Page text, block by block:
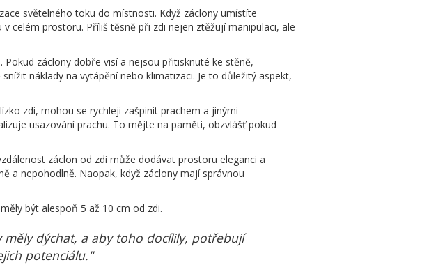
světelného toku do místnosti. Když záclony umístíte
celém prostoru. Příliš těsně při zdi nejen ztěžují manipulaci, ale
záclony dobře visí a nejsou přitisknuté ke stěně,
náklady na vytápění nebo klimatizaci. Je to důležitý aspekt,
zdi, mohou se rychleji zašpinit prachem a jinými
usazování prachu. To mějte na paměti, obzvlášť pokud
záclon od zdi může dodávat prostoru eleganci a
a nepohodlně. Naopak, když záclony mají správnou
být alespoň 5 až 10 cm od zdi.
dýchat, a aby toho docílily, potřebují
potenciálu."